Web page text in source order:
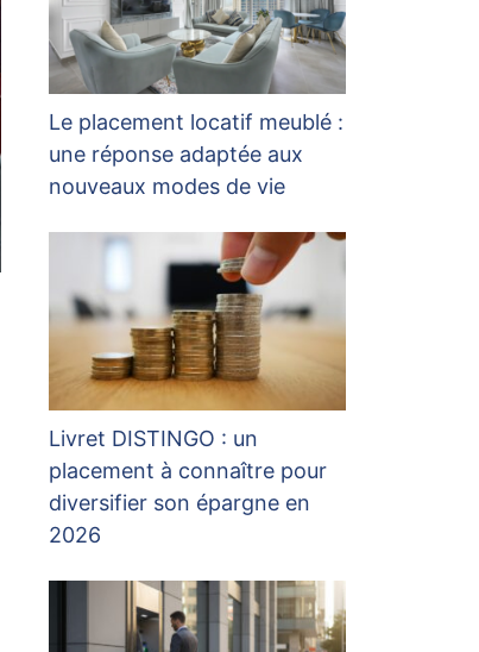
Le placement locatif meublé :
une réponse adaptée aux
nouveaux modes de vie
Livret DISTINGO : un
placement à connaître pour
diversifier son épargne en
2026